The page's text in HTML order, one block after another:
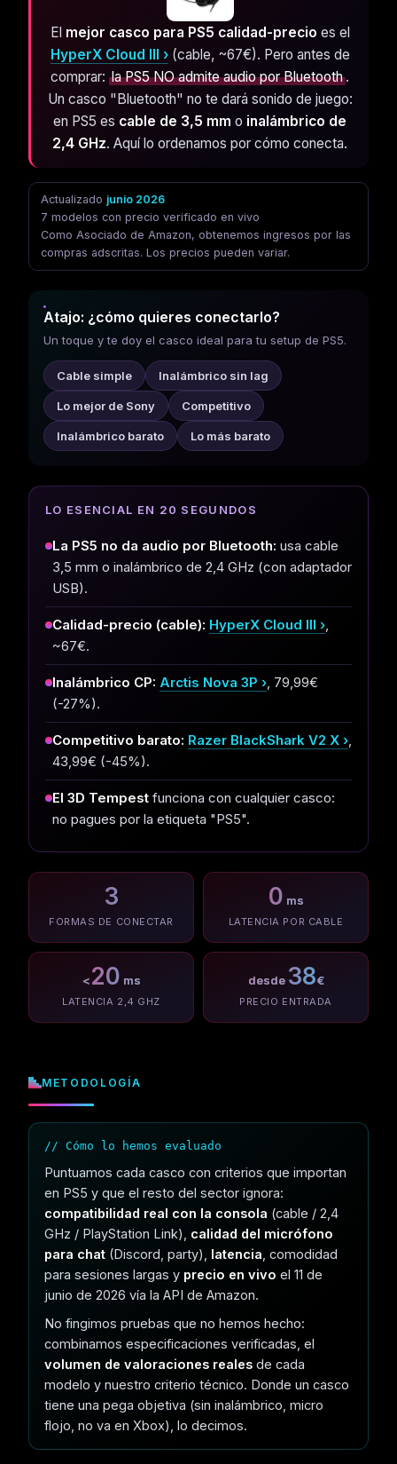
El mejor casco para PS5 calidad-precio es el
HyperX Cloud III (cable, ~67€). Pero antes de
comprar: la PS5 NO admite audio por Bluetooth .
Un casco "Bluetooth" no te dará sonido de juego:
en PS5 es cable de 3,5 mm o inalámbrico de
2,4 GHz. Aquí lo ordenamos por cómo conecta.
Actualizado junio 2026
7 modelos con precio verificado en vivo
Como Asociado de Amazon, obtenemos ingresos por las
compras adscritas. Los precios pueden variar.
Atajo: ¿cómo quieres conectarlo?
Un toque y te doy el casco ideal para tu setup de PS5.
Cable simple Inalámbrico sin lag
Lo mejor de Sony Competitivo
Inalámbrico barato Lo más barato
LO ESENCIAL EN 20 SEGUNDOS
La PS5 no da audio por Bluetooth: usa cable
3,5 mm o inalámbrico de 2,4 GHz (con adaptador
USB).
Calidad-precio (cable): HyperX Cloud III
,
~67€.
Inalámbrico CP: Arctis Nova 3P
, 79,99€
(-27%).
Competitivo barato: Razer BlackShark V2 X ,
43,99€ (-45%).
El 3D Tempest funciona con cualquier casco:
no pagues por la etiqueta "PS5".
3
FORMAS DE CONECTAR
0 ms
LATENCIA POR CABLE
<20 ms
LATENCIA 2,4 GHZ
desde 38€
PRECIO ENTRADA
METODOLOGÍA
// Cómo lo hemos evaluado
Puntuamos cada casco con criterios que importan
en PS5 y que el resto del sector ignora:
compatibilidad real con la consola (cable / 2,4
GHz / PlayStation Link), calidad del micrófono
para chat (Discord, party), latencia , comodidad
para sesiones largas y precio en vivo el 11 de
junio de 2026 vía la API de Amazon.
No fingimos pruebas que no hemos hecho:
combinamos especificaciones verificadas, el
volumen de valoraciones reales de cada
modelo y nuestro criterio técnico. Donde un casco
tiene una pega objetiva (sin inalámbrico, micro
flojo, no va en Xbox), lo decimos.